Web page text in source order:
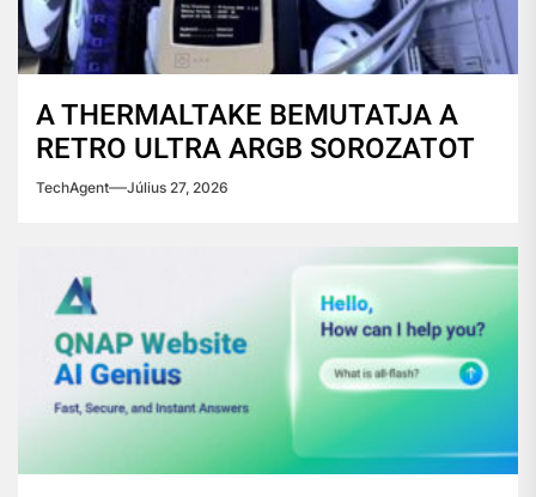
A THERMALTAKE BEMUTATJA A
RETRO ULTRA ARGB SOROZATOT
TechAgent Július 27, 2026